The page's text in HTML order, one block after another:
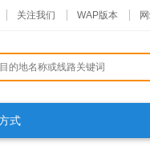
关注我们 WAP版本
式